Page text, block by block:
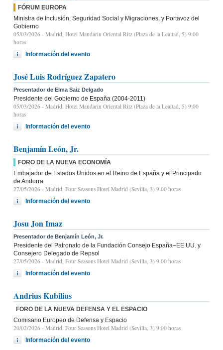
FÓRUM EUROPA
Ministra de Inclusión, Seguridad Social y Migraciones, y Portavoz del
Gobierno
05/03/2026 - Madrid, Hotel Mandarin Oriental Ritz (Plaza de la Lealtad, 5) 9:00
horas
Información del evento
José Luis Rodríguez Zapatero
Presentador de Elma Saiz Delgado
Presidente del Gobierno de España (2004-2011)
05/03/2026 - Madrid, Hotel Mandarin Oriental Ritz (Plaza de la Lealtad, 5) 9:00
horas
Información del evento
Benjamín León, Jr.
FORO DE LA NUEVA ECONOMÍA
Embajador de Estados Unidos en el Reino de España y el Principado
de Andorra
27/05/2026 - Madrid, Four Seasons Hotel Madrid (Sevilla, 3) 9.00 horas
Información del evento
Josu Jon Imaz
Presentador de Benjamín León, Jr.
Presidente del Patronato de la Fundación Consejo España–EE.UU. y
Consejero Delegado de Repsol
27/05/2026 - Madrid, Four Seasons Hotel Madrid (Sevilla, 3) 9.00 horas
Información del evento
Andrius Kubilius
FORO DE LA NUEVA DEFENSA Y EL ESPACIO
Comisario Europeo de Defensa y Espacio
20/02/2026 - Madrid, Four Seasons Hotel Madrid (Sevilla, 3) 9:00 horas
Información del evento